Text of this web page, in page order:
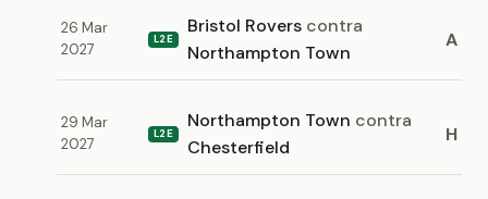
26 Mar
2027
L2E
Bristol Rovers contra
Northampton Town
A
29 Mar
2027
L2E
Northampton Town contra
Chesterfield
H